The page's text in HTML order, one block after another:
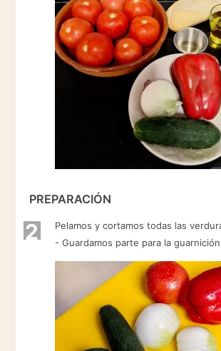
PREPARACIÓN
2
Pelamos y cortamos todas las
- Guardamos parte para la